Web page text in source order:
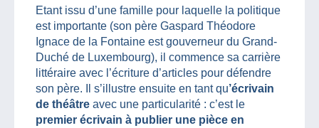
Etant issu d’une famille pour laquelle la politique
est importante (son père Gaspard Théodore
Ignace de la Fontaine est gouverneur du Grand-
Duché de Luxembourg), il commence sa carrière
littéraire avec l’écriture d’articles pour défendre
son père. Il s’illustre ensuite en tant qu’écrivain
de théâtre avec une particularité : c’est le
premier écrivain à publier une pièce en